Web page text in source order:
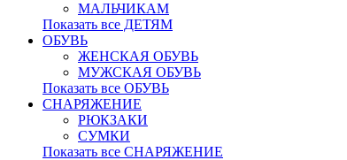
МАЛЬЧИКАМ
Показать все ДЕТЯМ
ОБУВЬ
ЖЕНСКАЯ ОБУВЬ
МУЖСКАЯ ОБУВЬ
Показать все ОБУВЬ
СНАРЯЖЕНИЕ
РЮКЗАКИ
СУМКИ
Показать все СНАРЯЖЕНИЕ